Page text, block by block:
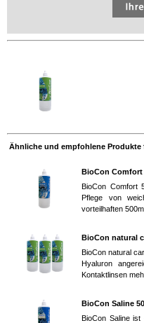
Ähnliche und empfohlene Produkte
BioCon Comfort
BioCon Comfort
Pflege von
vorteilhaften
BioCon natural
BioCon natural
Hyaluron
Kontaktlinsen
BioCon Saline
BioCon Saline ist